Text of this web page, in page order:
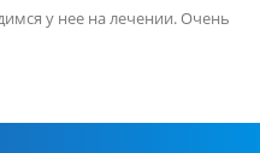
у нее на лечении. Очень